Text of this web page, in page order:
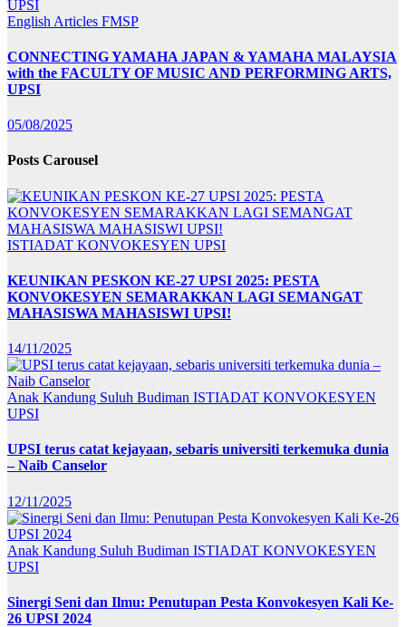
English Articles FMSP
CONNECTING YAMAHA JAPAN & YAMAHA MALAYSIA
with the FACULTY OF MUSIC AND PERFORMING ARTS,
UPSI
05/08/2025
Posts Carousel
ISTIADAT KONVOKESYEN UPSI
KEUNIKAN PESKON KE-27 UPSI 2025: PESTA
KONVOKESYEN SEMARAKKAN LAGI SEMANGAT
MAHASISWA MAHASISWI UPSI!
14/11/2025
Anak Kandung Suluh Budiman ISTIADAT KONVOKESYEN
UPSI
UPSI terus catat kejayaan, sebaris universiti terkemuka dunia
– Naib Canselor
12/11/2025
Anak Kandung Suluh Budiman ISTIADAT KONVOKESYEN
UPSI
Sinergi Seni dan Ilmu: Penutupan Pesta Konvokesyen Kali Ke-
26 UPSI 2024